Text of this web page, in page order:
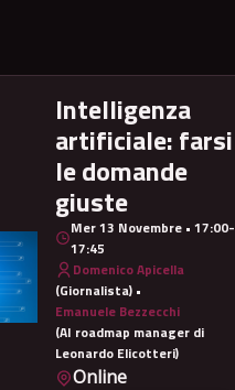
Intelligenza
artificiale: farsi
le domande
giuste
Mer 13 Novembre • 17:00-
17:45
Domenico Apicella
(Giornalista) •
Emanuele Bezzecchi
(AI roadmap manager di
Leonardo Elicotteri)
Online